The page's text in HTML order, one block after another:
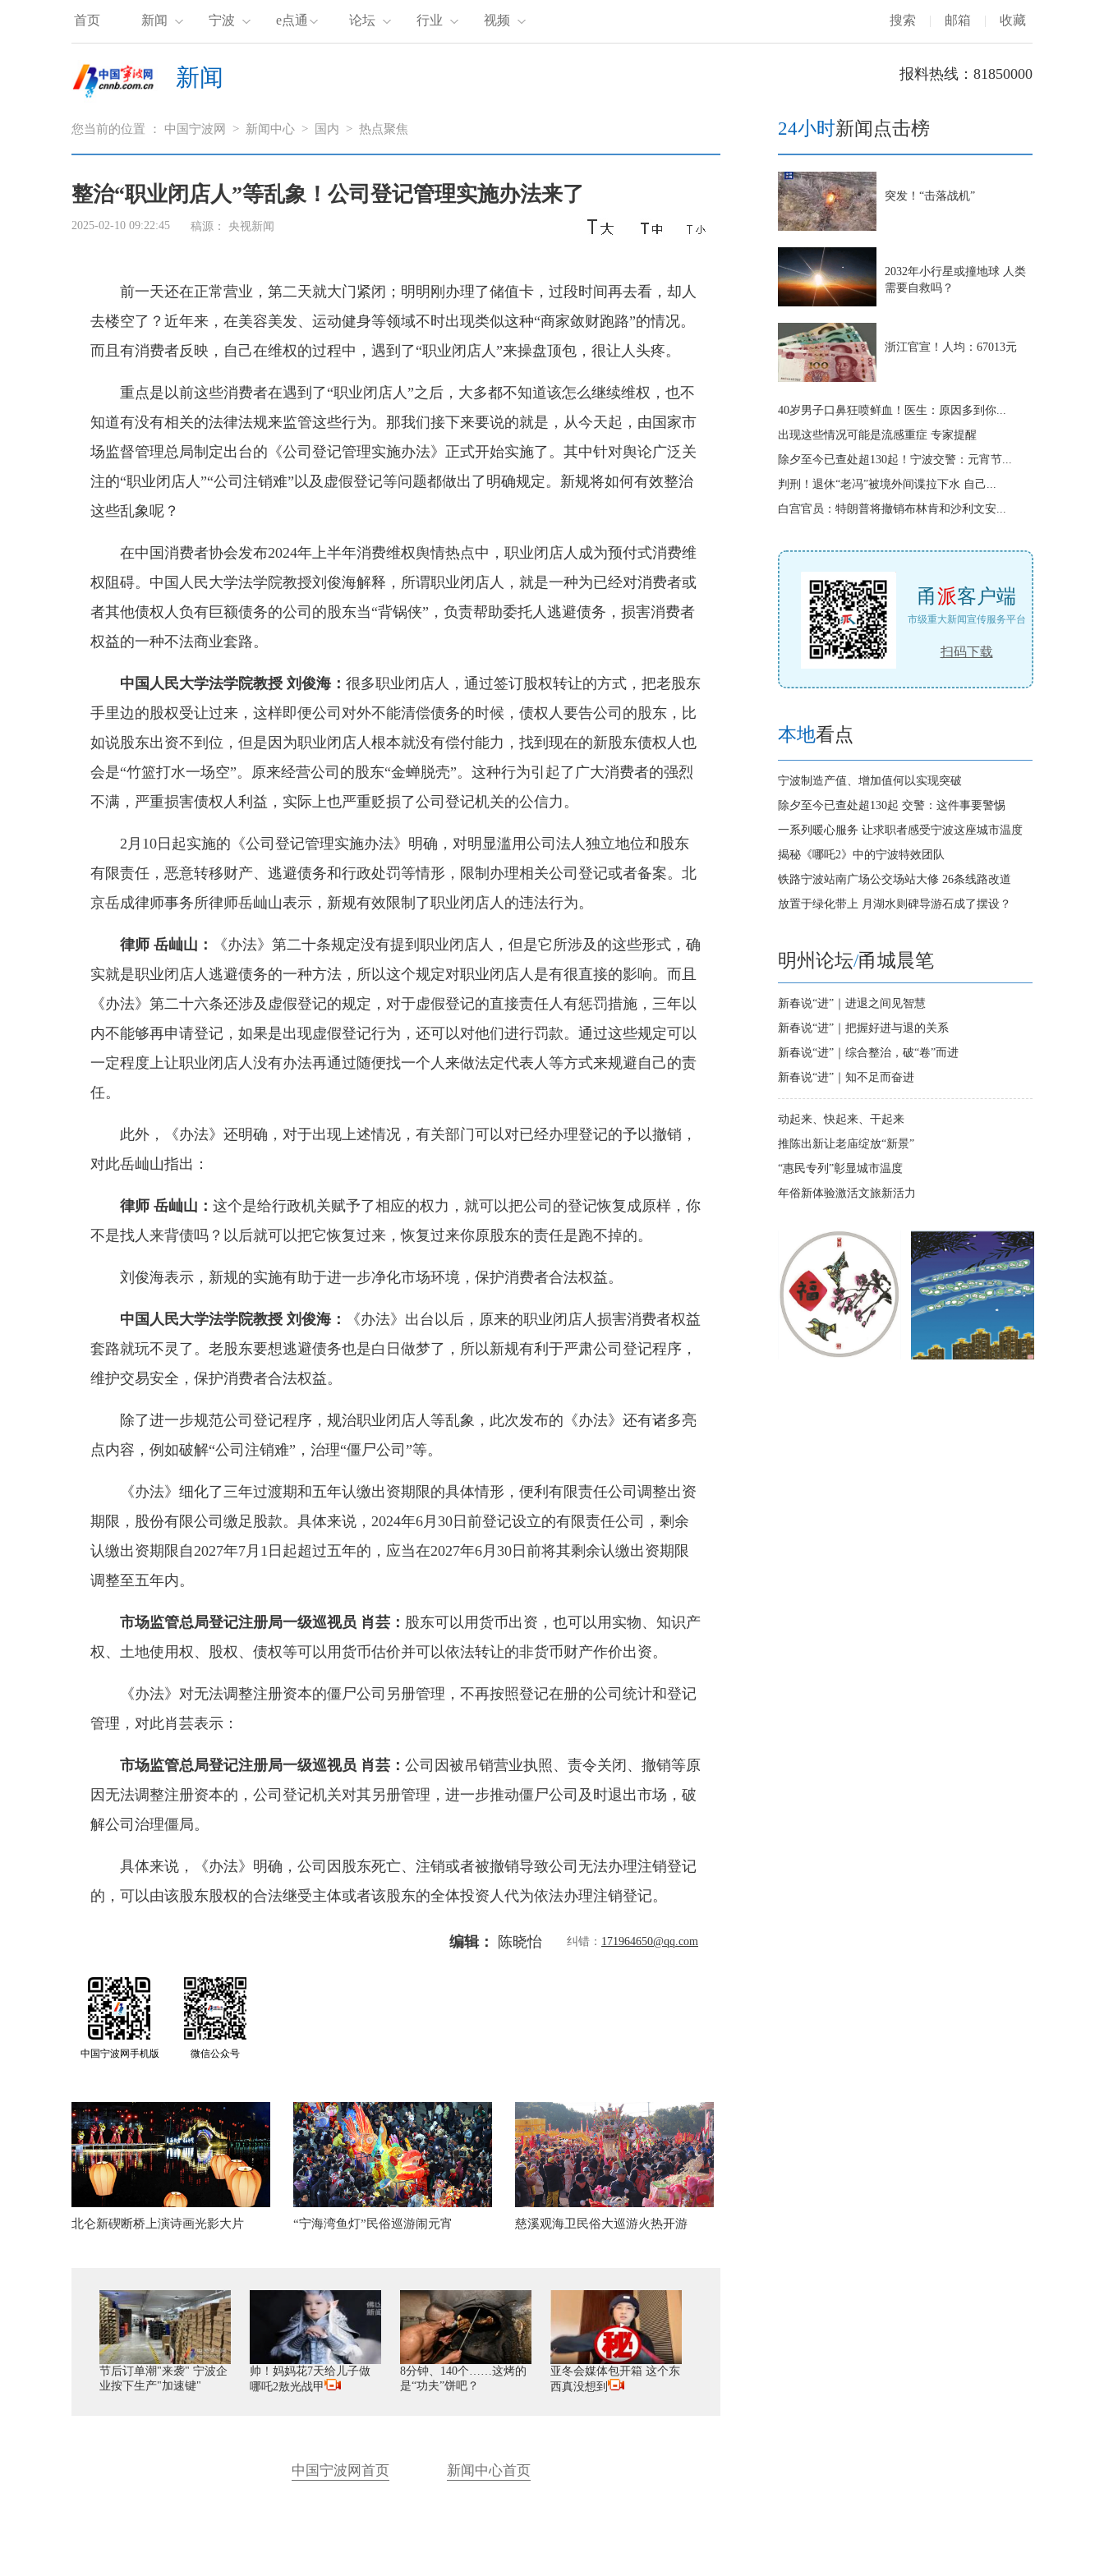
首页 新闻 宁波 e点通 论坛 行业 视频 搜索 | 邮箱 | 收藏
新闻 报料热线：81850000
您当前的位置 ： 中国宁波网 > 新闻中心 > 国内 > 热点聚焦
整治“职业闭店人”等乱象！公司登记管理实施办法来了
2025-02-10 09:22:45 稿源： 央视新闻
前一天还在正常营业，第二天就大门紧闭；明明刚办理了储值卡，过段时间再去看，却人
去楼空了？近年来，在美容美发、运动健身等领域不时出现类似这种“商家敛财跑路”的情况。
而且有消费者反映，自己在维权的过程中，遇到了“职业闭店人”来操盘顶包，很让人头疼。
重点是以前这些消费者在遇到了“职业闭店人”之后，大多都不知道该怎么继续维权，也不
知道有没有相关的法律法规来监管这些行为。那我们接下来要说的就是， 从今天起，由国家市
场监督管理总局制定出台的《公司登记管理实施办法》正式开始实施了。 其中针对舆论广泛关
注的“职业闭店人”“公司注销难”以及虚假登记等问题都做出了明确规定。新规将如何有效整治
这些乱象呢？
在中国消费者协会发布2024年上半年消费维权舆情热点中，职业闭店人成为预付式消费维
权阻碍。中国人民大学法学院教授刘俊海解释，所谓职业闭店人，就是一种为已经对消费者或
者其他债权人负有巨额债务的公司的股东当“背锅侠”，负责帮助委托人逃避债务，损害消费者
权益的一种不法商业套路。
中国人民大学法学院教授 刘俊海： 很多职业闭店人，通过签订股权转让的方式，把老股东
手里边的股权受让过来，这样即便公司对外不能清偿债务的时候，债权人要告公司的股东，比
如说股东出资不到位，但是因为职业闭店人根本就没有偿付能力，找到现在的新股东债权人也
会是“竹篮打水一场空”。原来经营公司的股东“金蝉脱壳”。这种行为引起了广大消费者的强烈
不满，严重损害债权人利益，实际上也严重贬损了公司登记机关的公信力。
2月10日起实施的《公司登记管理实施办法》明确，对明显滥用公司法人独立地位和股东
有限责任，恶意转移财产、逃避债务和行政处罚等情形，限制办理相关公司登记或者备案。北
京岳成律师事务所律师岳屾山表示，新规有效限制了职业闭店人的违法行为。
律师 岳屾山：
《办法》第二十条规定没有提到职业闭店人，但是它所涉及的这些形式，确
实就是职业闭店人逃避债务的一种方法，所以这个规定对职业闭店人是有很直接的影响。而且
《办法》第二十六条还涉及虚假登记的规定，对于虚假登记的直接责任人有惩罚措施，三年以
内不能够再申请登记，如果是出现虚假登记行为，还可以对他们进行罚款。通过这些规定可以
一定程度上让职业闭店人没有办法再通过随便找一个人来做法定代表人等方式来规避自己的责
任。
此外，《办法》还明确，对于出现上述情况，有关部门可以对已经办理登记的予以撤销，
对此岳屾山指出：
律师 岳屾山： 这个是给行政机关赋予了相应的权力，就可以把公司的登记恢复成原样，你
不是找人来背债吗？以后就可以把它恢复过来，恢复过来你原股东的责任是跑不掉的。
刘俊海表示，新规的实施有助于进一步净化市场环境，保护消费者合法权益。
中国人民大学法学院教授 刘俊海：
《办法》出台以后，原来的职业闭店人损害消费者权益
套路就玩不灵了。老股东要想逃避债务也是白日做梦了，所以新规有利于严肃公司登记程序，
维护交易安全，保护消费者合法权益。
除了进一步规范公司登记程序，规治职业闭店人等乱象，此次发布的《办法》还有诸多亮
点内容，例如破解“公司注销难”，治理“僵尸公司”等。
《办法》细化了三年过渡期和五年认缴出资期限的具体情形，便利有限责任公司调整出资
期限，股份有限公司缴足股款。具体来说，2024年6月30日前登记设立的有限责任公司，剩余
认缴出资期限自2027年7月1日起超过五年的，应当在2027年6月30日前将其剩余认缴出资期限
调整至五年内。
市场监管总局登记注册局一级巡视员 肖芸： 股东可以用货币出资，也可以用实物、知识产
权、土地使用权、股权、债权等可以用货币估价并可以依法转让的非货币财产作价出资。
《办法》对无法调整注册资本的僵尸公司另册管理，不再按照登记在册的公司统计和登记
管理，对此肖芸表示：
市场监管总局登记注册局一级巡视员 肖芸： 公司因被吊销营业执照、责令关闭、撤销等原
因无法调整注册资本的，公司登记机关对其另册管理，进一步推动僵尸公司及时退出市场，破
解公司治理僵局。
具体来说，《办法》明确，公司因股东死亡、注销或者被撤销导致公司无法办理注销登记
的，可以由该股东股权的合法继受主体或者该股东的全体投资人代为依法办理注销登记。
编辑： 陈晓怡 纠错： 171964650@qq.com
中国宁波网手机版 微信公众号
北仑新碶断桥上演诗画光影大片 “宁海湾鱼灯”民俗巡游闹元宵 慈溪观海卫民俗大巡游火热开游
节后订单潮"来袭" 宁波企
业按下生产"加速键"
帅！妈妈花7天给儿子做
哪吒2敖光战甲
8分钟、140个……这烤的
是“功夫”饼吧？
亚冬会媒体包开箱 这个东
西真没想到
中国宁波网首页 新闻中心首页
24小时新闻点击榜
突发！“击落战机”
2032年小行星或撞地球 人类
需要自救吗？
浙江官宣！人均：67013元
40岁男子口鼻狂喷鲜血！医生：原因多到你...
出现这些情况可能是流感重症 专家提醒
除夕至今已查处超130起！宁波交警：元宵节...
判刑！退休“老冯”被境外间谍拉下水 自己...
白宫官员：特朗普将撤销布林肯和沙利文安...
甬派客户端
市级重大新闻宣传服务平台
扫码下载
本地看点
宁波制造产值、增加值何以实现突破
除夕至今已查处超130起 交警：这件事要警惕
一系列暖心服务 让求职者感受宁波这座城市温度
揭秘《哪吒2》中的宁波特效团队
铁路宁波站南广场公交场站大修 26条线路改道
放置于绿化带上 月湖水则碑导游石成了摆设？
明州论坛/甬城晨笔
新春说“进”｜进退之间见智慧
新春说“进”｜把握好进与退的关系
新春说“进”｜综合整治，破“卷”而进
新春说“进”｜知不足而奋进
动起来、快起来、干起来
推陈出新让老庙绽放“新景”
“惠民专列”彰显城市温度
年俗新体验激活文旅新活力